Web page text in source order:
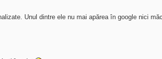
Unul dintre ele nu mai apărea în google nici